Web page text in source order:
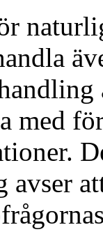
med
avser